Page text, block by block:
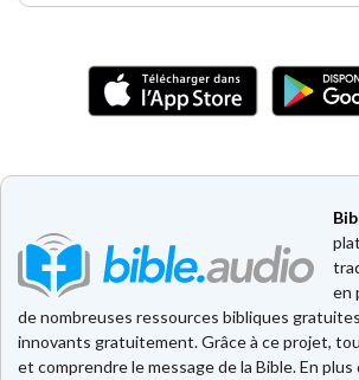
en
de nombreuses ressources bibliques
innovants gratuitement. Grâce à ce projet,
et comprendre le message de la Bible. En plus